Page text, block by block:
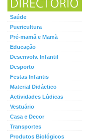
Saúde
Puericultura
Pré-mamã e Mamã
Educação
Desenvolv. Infantil
Desporto
Festas Infantis
Material Didáctico
Actividades Lúdicas
Vestuário
Casa e Decor
Transportes
Produtos Biológicos